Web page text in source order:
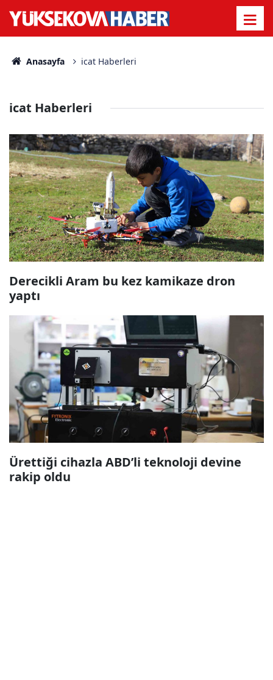
Anasayfa icat Haberleri
icat Haberleri
Derecikli Aram bu kez kamikaze dron
yaptı
Ürettiği cihazla ABD’li teknoloji devine
rakip oldu